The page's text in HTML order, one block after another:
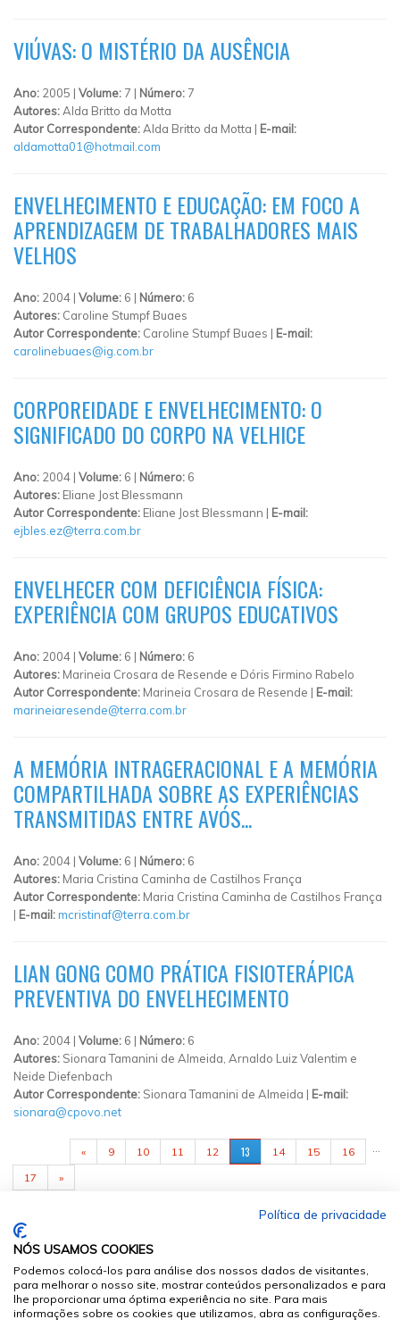
VIÚVAS: O MISTÉRIO DA AUSÊNCIA
Ano: 2005 | Volume: 7 | Número: 7
Autores:Alda Britto da Motta
Autor Correspondente:Alda Britto da Motta | E-mail:
aldamotta01@hotmail.com
ENVELHECIMENTO E EDUCAÇÃO: EM FOCO A
APRENDIZAGEM DE TRABALHADORES MAIS
VELHOS
Ano: 2004 | Volume: 6 | Número: 6
Autores: Caroline Stumpf Buaes
Autor Correspondente: Caroline Stumpf Buaes | E-mail:
carolinebuaes@ig.com.br
CORPOREIDADE E ENVELHECIMENTO: O
SIGNIFICADO DO CORPO NA VELHICE
Ano: 2004 | Volume: 6 | Número: 6
Autores: Eliane Jost Blessmann
Autor Correspondente: Eliane Jost Blessmann | E-mail:
ejbles.ez@terra.com.br
ENVELHECER COM DEFICIÊNCIA FÍSICA:
EXPERIÊNCIA COM GRUPOS EDUCATIVOS
Ano: 2004 | Volume: 6 | Número: 6
Autores: Marineia Crosara de Resende e Dóris Firmino Rabelo
Autor Correspondente: Marineia Crosara de Resende | E-mail:
marineiaresende@terra.com.br
A MEMÓRIA INTRAGERACIONAL E A MEMÓRIA
COMPARTILHADA SOBRE AS EXPERIÊNCIAS
TRANSMITIDAS ENTRE AVÓS...
Ano: 2004 | Volume: 6 | Número: 6
Autores: Maria Cristina Caminha de Castilhos França
Autor Correspondente: Maria Cristina Caminha de Castilhos França
| E-mail:mcristinaf@terra.com.br
LIAN GONG COMO PRÁTICA FISIOTERÁPICA
PREVENTIVA DO ENVELHECIMENTO
Ano: 2004 | Volume: 6 | Número: 6
Autores: Sionara Tamanini de Almeida, Arnaldo Luiz Valentim e
Neide Diefenbach
Autor Correspondente: Sionara Tamanini de Almeida | E-mail:
sionara@cpovo.net
PÁGINAS
« 9 10 11 12 13 14 15
16
17
»
Política de privacidade
NÓS USAMOS COOKIES
Podemos colocá-los para análise dos nossos dados de visitantes,
para melhorar o nosso site, mostrar conteúdos personalizados e para
lhe proporcionar uma óptima experiência no site. Para mais
informações sobre os cookies que utilizamos, abra as configurações.